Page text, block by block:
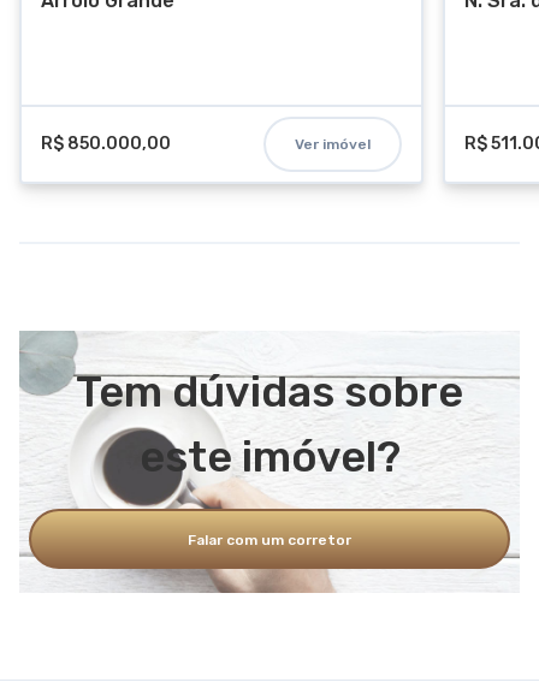
R$ 850.000,00 Ver imóvel R$
Tem dúvidas sobre
este imóvel?
Falar com um corretor